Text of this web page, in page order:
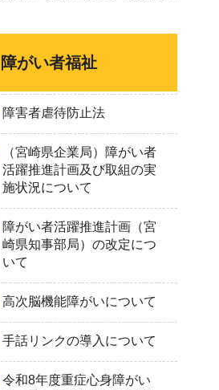
障がい者福祉
障害者虐待防止法
（宮崎県企業局）障がい者
活躍推進計画及び取組の実
施状況について
障がい者活躍推進計画（宮
崎県知事部局）の改定につ
いて
高次脳機能障がいについて
手話リンクの導入について
令和8年度重症心身障がい